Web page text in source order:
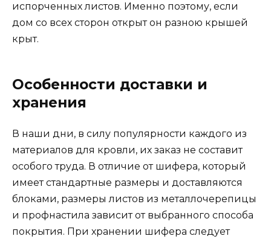
испорченных листов. Именно поэтому, если
дом со всех сторон открыт он разною крышей
крыт.
Особенности доставки и
хранения
В наши дни, в силу популярности каждого из
материалов для кровли, их заказ не составит
особого труда. В отличие от шифера, который
имеет стандартные размеры и доставляются
блоками, размеры листов из металлочерепицы
и профнастила зависит от выбранного способа
покрытия. При хранении шифера следует